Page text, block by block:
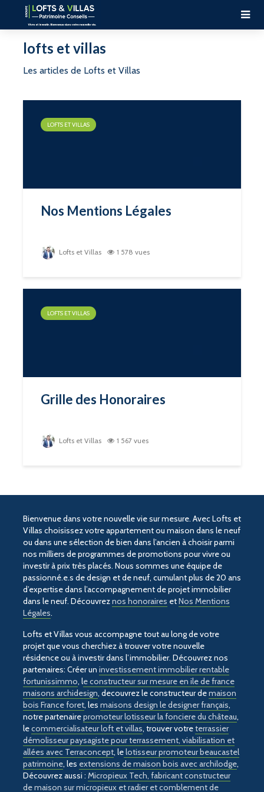
lofts et villas
Les articles de Lofts et Villas
LOFTS ET VILLAS
Nos Mentions Légales
Lofts et Villas 1 578 vues
LOFTS ET VILLAS
Grille des Honoraires
Lofts et Villas 1 567 vues
Bienvenue dans votre nouvelle vie sur mesure. Avec Lofts et
Villas choisissez votre appartement ou maison dans le neuf
ou dans une sélection de bien dans l’ancien à choisir parmi
nos milliers de programmes de promotions pour vivre ou
investir à prix très placés. Nous sommes une équipe de
passionné.e.s de design et de neuf, cumulant plus de 20 ans
d’expertise dans l’accompagnement de projet immobilier
dans le neuf. Découvreznos honoraires etNos Mentions
Légales.
Lofts et Villas vous accompagne tout au long de votre
projet que vous cherchiez à trouver votre nouvelle
résidence ou à investir dans l’immobilier. Découvrez nos
partenaires: Créer un investissement immobilier rentable
fortunissimmo, le constructeur sur mesure en ile de france
maisons archidesign, decouvrez le constructeur demaison
bois France foret, les maisons design le designer français,
notre partenairepromoteur lotisseur la fonciere du château,
lecommercialisateur loft et villas, trouver votreterrassier
démolisseur paysagiste pour terrassement, viabilisation et
allées avec Terraconcept, lelotisseur promoteur beaucastel
patrimoine, les extensions de maison bois avec archilodge,
Découvrez aussi : Micropieux Tech, fabricant constructeur
de maison sur micropieux et radier et comblement de